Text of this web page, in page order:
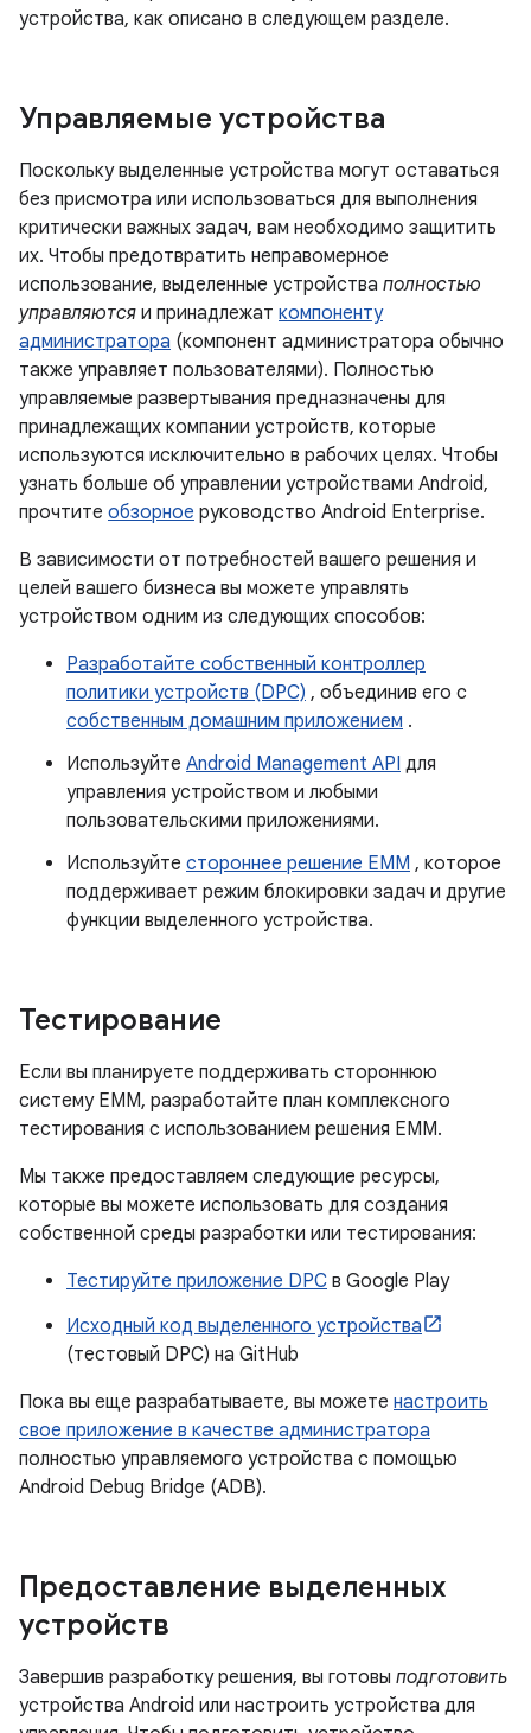
устройства, как описано в следующем разделе.
Управляемые устройства
Поскольку выделенные устройства могут оставаться
без присмотра или использоваться для выполнения
критически важных задач, вам необходимо защитить
их. Чтобы предотвратить неправомерное
использование, выделенные устройства полностью
управляются и принадлежат компоненту
администратора (компонент администратора обычно
также управляет пользователями). Полностью
управляемые развертывания предназначены для
принадлежащих компании устройств, которые
используются исключительно в рабочих целях. Чтобы
узнать больше об управлении устройствами Android,
прочтите обзорное руководство Android Enterprise.
В зависимости от потребностей вашего решения и
целей вашего бизнеса вы можете управлять
устройством одним из следующих способов:
Разработайте собственный контроллер
политики устройств (DPC) , объединив его с
собственным домашним приложением .
Используйте Android Management API для
управления устройством и любыми
пользовательскими приложениями.
Используйте стороннее решение EMM , которое
поддерживает режим блокировки задач и другие
функции выделенного устройства.
Тестирование
Если вы планируете поддерживать стороннюю
систему EMM, разработайте план комплексного
тестирования с использованием решения EMM.
Мы также предоставляем следующие ресурсы,
которые вы можете использовать для создания
собственной среды разработки или тестирования:
Тестируйте приложение DPC в Google Play
Исходный код выделенного устройства
(тестовый DPC) на GitHub
Пока вы еще разрабатываете, вы можете настроить
свое приложение в качестве администратора
полностью управляемого устройства с помощью
Android Debug Bridge (ADB).
Предоставление выделенных
устройств
Завершив разработку решения, вы готовы подготовить
устройства Android или настроить устройства для